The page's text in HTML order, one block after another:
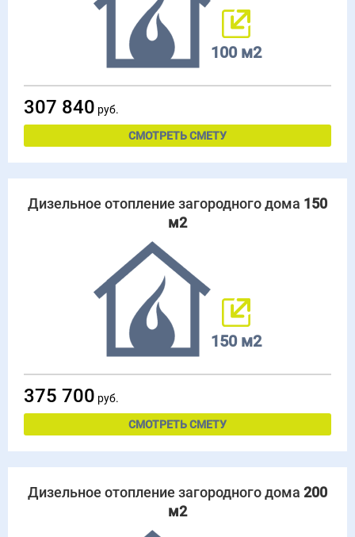
100 м2
307 840 руб.
СМОТРЕТЬ СМЕТУ
Дизельное отопление загородного дома 150
м2
150 м2
375 700 руб.
СМОТРЕТЬ СМЕТУ
Дизельное отопление загородного дома 200
м2